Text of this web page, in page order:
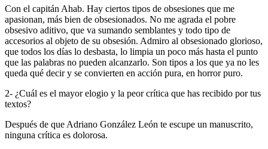
Con el capitán Ahab. Hay ciertos tipos de obsesiones que me
apasionan, más bien de obsesionados. No me agrada el pobre
obsesivo aditivo, que va sumando semblantes y todo tipo de
accesorios al objeto de su obsesión. Admiro al obsesionado glorioso,
que todos los días lo desbasta, lo limpia un poco más hasta el punto
que las palabras no pueden alcanzarlo. Son tipos a los que ya no les
queda qué decir y se convierten en acción pura, en horror puro.
2- ¿Cuál es el mayor elogio y la peor crítica que has recibido por tus
textos?
Después de que Adriano González León te escupe un manuscrito,
ninguna crítica es dolorosa.